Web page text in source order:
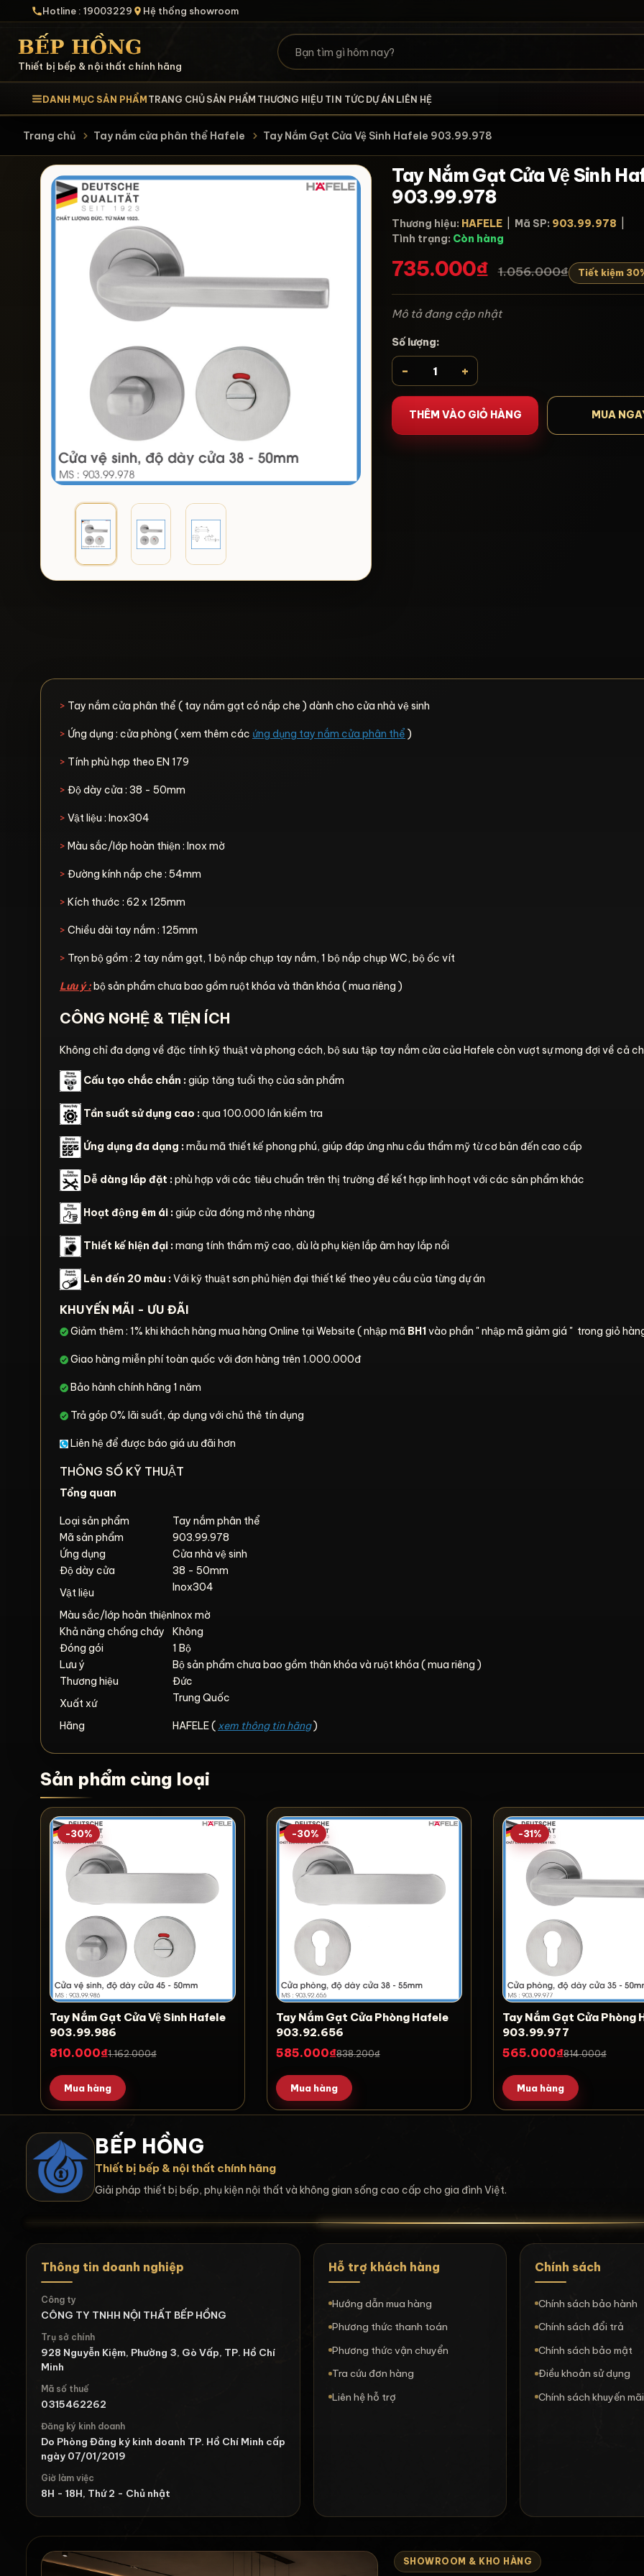
Hotline : 19003229 Hệ thống showroom
Thiết bị bếp & nội thất chính hãng
DANH MỤC SẢN PHẨMTRANG CHỦSẢN PHẨM THƯƠNG HIỆU TIN TỨC DỰ ÁN LIÊN HỆ
Trang chủ Tay nắm cửa phân thể Hafele Tay Nắm Gạt Cửa Vệ Sinh Hafele 903.99.978
Tay Nắm Gạt Cửa Vệ Sinh
903.99.978
Thương hiệu: HAFELE Mã SP: 903.99.978
Tình trạng: Còn hàng
735.000₫ 1.056.000₫ Tiết kiệm
Mô tả đang cập nhật
Số lượng:
- +
THÊM VÀO GIỎ HÀNG MUA
> Tay nắm cửa phân thể ( tay nắm gạt có nắp che ) dành cho cửa nhà vệ sinh
> Ứng dụng : cửa phòng ( xem thêm các ứng dụng tay nắm cửa phân thể )
> Tính phù hợp theo EN 179
> Độ dày cửa : 38 - 50mm
> Vật liệu : Inox304
> Màu sắc/lớp hoàn thiện : Inox mờ
> Đường kính nắp che : 54mm
> Kích thước : 62 x 125mm
> Chiều dài tay nắm : 125mm
> Trọn bộ gồm : 2 tay nắm gạt, 1 bộ nắp chụp tay nắm, 1 bộ nắp chụp WC, bộ ốc vít
Lưu ý :bộ sản phẩm chưa bao gồm ruột khóa và thân khóa ( mua riêng )
CÔNG NGHỆ & TIỆN ÍCH
Không chỉ đa dạng về đặc tính kỹ thuật và phong cách, bộ sưu tập tay nắm cửa của Hafele còn vượt sự mong đợi về cả
Cấu tạo chắc chắn :giúp tăng tuổi thọ của sản phẩm
Tần suất sử dụng cao :qua 100.000 lần kiểm tra
Ứng dụng đa dạng :mẫu mã thiết kế phong phú, giúp đáp ứng nhu cầu thẩm mỹ từ cơ bản đến cao cấp
Dễ dàng lắp đặt :phù hợp với các tiêu chuẩn trên thị trường để kết hợp linh hoạt với các sản phẩm khác
Hoạt động êm ái :giúp cửa đóng mở nhẹ nhàng
Thiết kế hiện đại :mang tính thẩm mỹ cao, dù là phụ kiện lắp âm hay lắp nổi
Lên đến 20 màu :Với kỹ thuật sơn phủ hiện đại thiết kế theo yêu cầu của từng dự án
KHUYẾN MÃI - ƯU ĐÃI
Giảm thêm : 1% khi khách hàng mua hàng Online tại Website ( nhập mã BH1vào phần " nhập mã giảm giá " trong giỏ
Giao hàng miễn phí toàn quốc với đơn hàng trên 1.000.000đ
Bảo hành chính hãng 1 năm
Trả góp 0% lãi suất, áp dụng với chủ thẻ tín dụng
Liên hệ để được báo giá ưu đãi hơn
THÔNG SỐ KỸ THUẬT
Tổng quan
Loại sản phẩm
Tay nắm phân thể
Mã sản phẩm
903.99.978
Ứng dụng
Cửa nhà vệ sinh
Độ dày cửa
38 - 50mm
Vật liệu
Inox304
Màu sắc/lớp hoàn thiệnInox mờ
Khả năng chống cháy
Không
Đóng gói
1 Bộ
Lưu ý
Bộ sản phẩm chưa bao gồm thân khóa và ruột khóa ( mua riêng )
Thương hiệu
Đức
Xuất xứ
Trung Quốc
Hãng HAFELE ( xem thông tin hãng)
Sản phẩm cùng loại
-30%
Tay Nắm Gạt Cửa Vệ Sinh Hafele
903.99.986
810.000₫1.162.000₫
Mua hàng
-30%
Tay Nắm Gạt Cửa Phòng Hafele
903.92.656
585.000₫838.200₫
Mua hàng
-31%
Tay Nắm Gạt Cửa Phòng
903.99.977
565.000₫814.000₫
Mua hàng
BẾP HỒNG
Thiết bị bếp & nội thất chính hãng
Giải pháp thiết bị bếp, phụ kiện nội thất và không gian sống cao cấp cho gia đình Việt.
Thông tin doanh nghiệp
Công ty
CÔNG TY TNHH NỘI THẤT BẾP HỒNG
Trụ sở chính
928 Nguyễn Kiệm, Phường 3, Gò Vấp, TP. Hồ Chí
Minh
Mã số thuế
0315462262
Đăng ký kinh doanh
Do Phòng Đăng ký kinh doanh TP. Hồ Chí Minh cấp
ngày 07/01/2019
Giờ làm việc
8H - 18H, Thứ 2 - Chủ nhật
Hỗ trợ khách hàng
Hướng dẫn mua hàng
Phương thức thanh toán
Phương thức vận chuyển
Tra cứu đơn hàng
Liên hệ hỗ trợ
Chính sách
Chính sách bảo hành
Chính sách đổi trả
Chính sách bảo mật
Điều khoản sử dụng
Chính sách khuyến mãi
SHOWROOM & KHO HÀNG